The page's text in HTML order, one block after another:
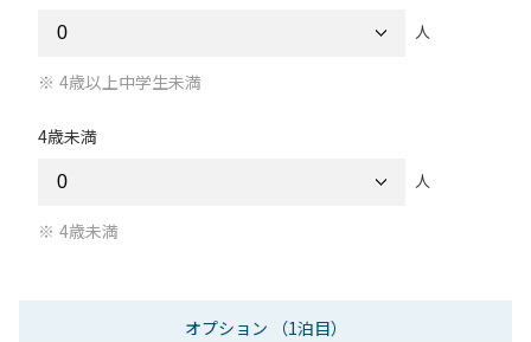
人
4歳以上中学生未満
4歳未満
人
4歳未満
オプション （1泊目）